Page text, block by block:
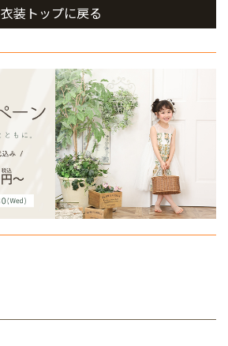
衣装トップに戻る